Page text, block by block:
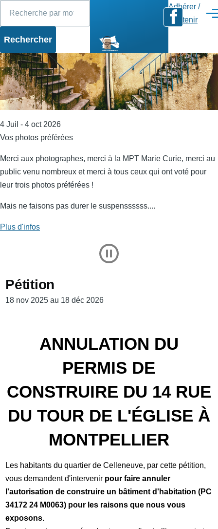
Adhérer /
Soutenir
Diaporama
4 Juil - 4 oct 2026
Vos photos préférées
Merci aux photographes, merci à la MPT Marie Curie, merci au
public venu nombreux et merci à tous ceux qui ont voté pour
leur trois photos préférées !
Mais ne faisons pas durer le suspenssssss....
Plus d'infos
Play and Stop Slideshow
Pétition
18 nov 2025 au 18 déc 2026
ANNULATION DU
PERMIS DE
CONSTRUIRE DU 14 RUE
DU TOUR DE L'ÉGLISE À
MONTPELLIER
Les habitants du quartier de Celleneuve, par cette pétition,
vous demandent d'intervenir pour faire annuler
l'autorisation de construire un bâtiment d'habitation (PC
34172 24 M0063) pour les raisons que nous vous
exposons.